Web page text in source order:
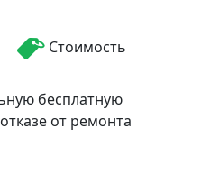
Стоимость
бесплатную
от ремонта